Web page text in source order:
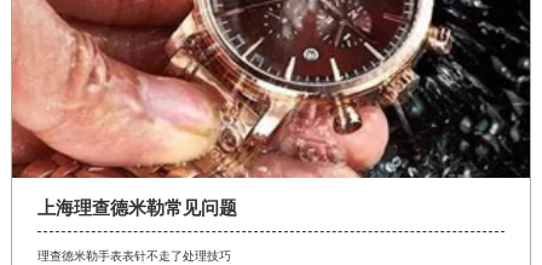
上海理查德米勒常见问题
理查德米勒手表表针不走了处理技巧